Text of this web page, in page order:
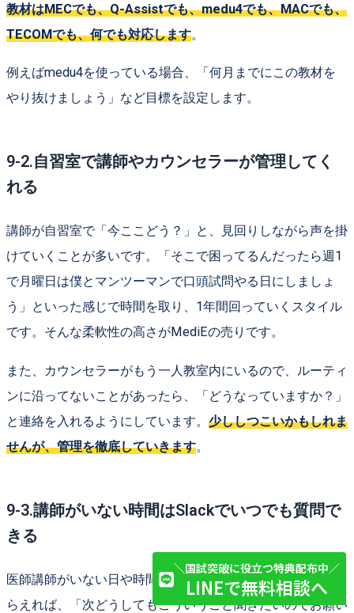
＼国試突破に役立つ特典配布中／
LINEで無料相談へ
教材はMECでも、Q-Assistでも、medu4でも、MACでも、
TECOMでも、何でも対応します。
例えばmedu4を使っている場合、「何月までにこの教材を
やり抜けましょう」など目標を設定します。
9-2.自習室で講師やカウンセラーが管理してく
れる
講師が自習室で「今ここどう？」と、見回りしながら声を掛
けていくことが多いです。「そこで困ってるんだったら週1
で月曜日は僕とマンツーマンで口頭試問やる日にしましょ
う」といった感じで時間を取り、1年間回っていくスタイル
です。そんな柔軟性の高さがMediEの売りです。
また、カウンセラーがもう一人教室内にいるので、ルーティ
ンに沿ってないことがあったら、「どうなっていますか？」
と連絡を入れるようにしています。 少ししつこいかもしれま
せんが、管理を徹底していきます。
9-3.講師がいない時間はSlackでいつでも質問で
きる
医師講師がいない日や時間帯であってもSlackで連絡しても
らえれば、「次どうしてもこういうこと聞きたいのでお願い